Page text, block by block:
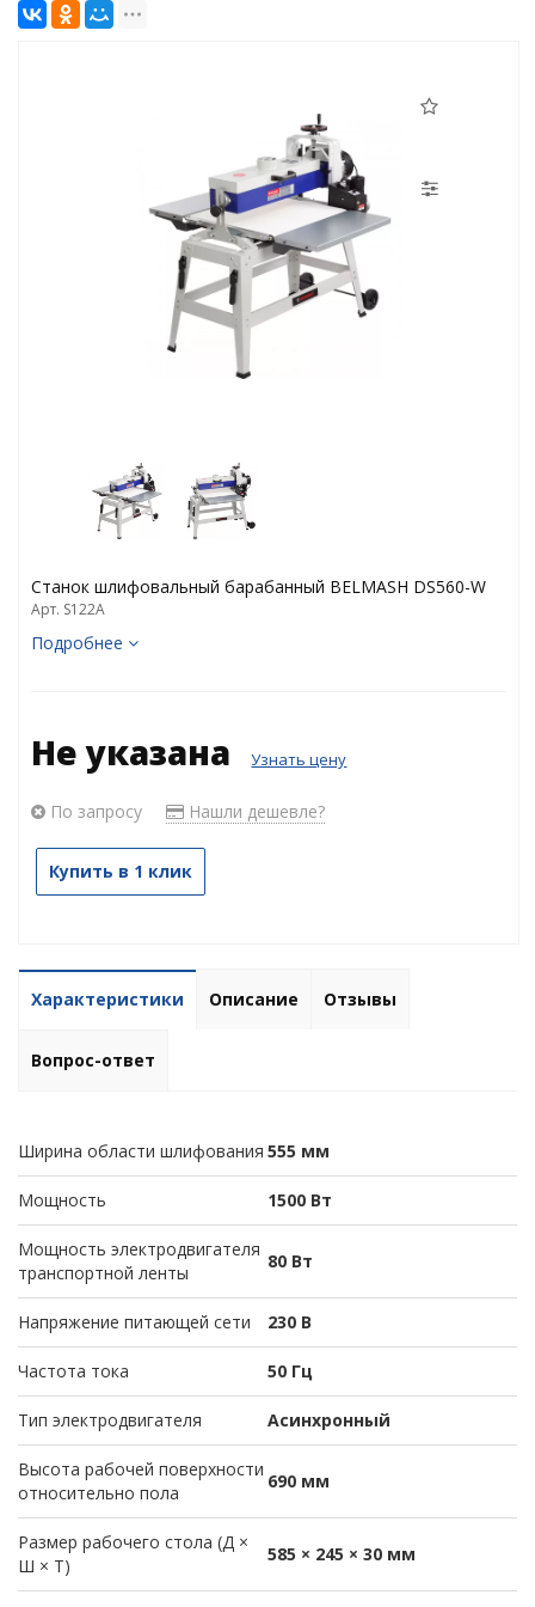
Станок шлифовальный барабанный BELMASH DS560-W
Арт. S122A
Подробнее
Не указана Узнать цену
По запросу Нашли дешевле?
Купить в 1 клик
Характеристики Описание Отзывы
Вопрос-ответ
Ширина области шлифования 555 мм
Мощность 1500 Вт
Мощность электродвигателя
транспортной ленты
80 Вт
Напряжение питающей сети 230 В
Частота тока 50 Гц
Тип электродвигателя Асинхронный
Высота рабочей поверхности
относительно пола
690 мм
Размер рабочего стола (Д ×
Ш × Т)
585 × 245 × 30 мм